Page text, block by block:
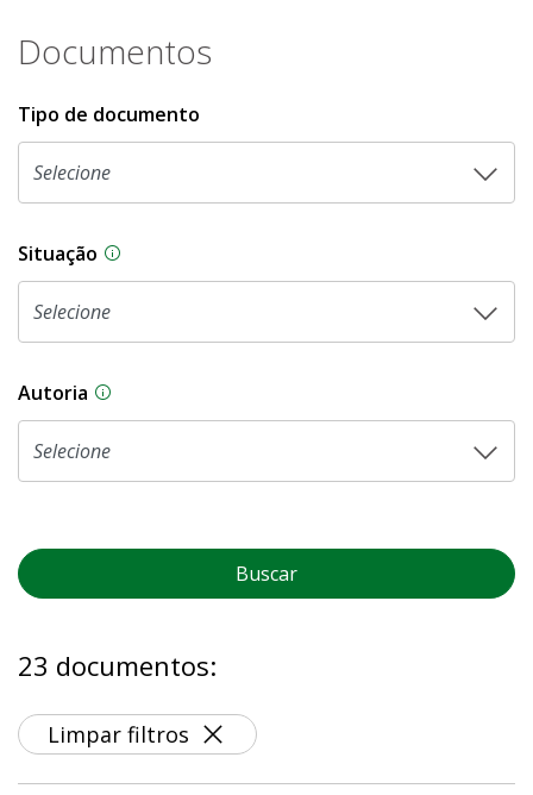
Documentos
Tipo de documento
Situação Na CLDF, as proposições legislativas
Autoria As proposições legislativas na CLDF podem
Buscar
23 documentos:
Limpar filtros